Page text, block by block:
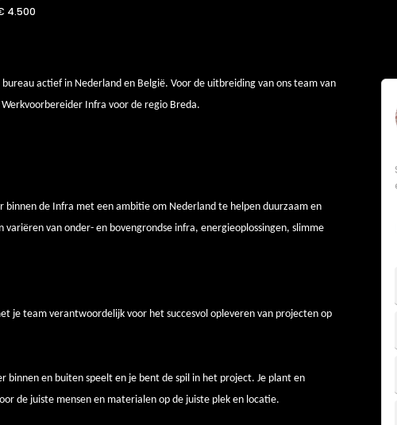
4.500
bureau actief in Nederland en België. Voor de uitbreiding van ons team van
Infra voor de regio Breda.
binnen de Infra met een ambitie om Nederland te helpen duurzaam en
van onder- en bovengrondse infra, energieoplossingen, slimme
je team verantwoordelijk voor het succesvol opleveren van projecten op
binnen en buiten speelt en je bent de spil in het project. Je plant en
de juiste mensen en materialen op de juiste plek en locatie.